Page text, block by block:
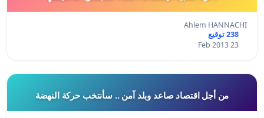
Ahlem HANNACHI
238 توقيع
23 Feb 2013
من أجل اقتصاد صاعد وبلد آمن .. سأنتخب حركة النهضة